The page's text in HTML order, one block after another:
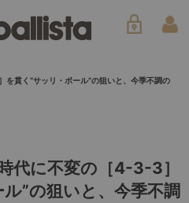
貫く“サッリ・ボール”の狙いと、今季不調の
代に不変の［4-3-3］
”の狙いと、今季不調